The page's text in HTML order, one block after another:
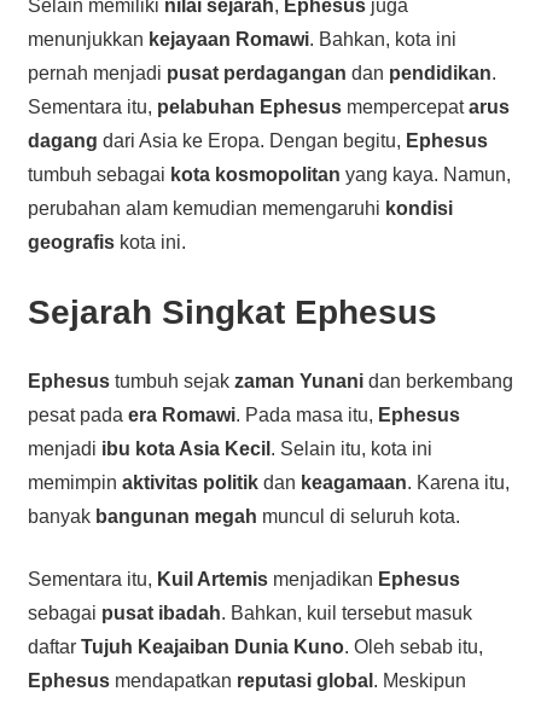
Selain memiliki nilai sejarah, Ephesusjuga
menunjukkan kejayaan Romawi. Bahkan, kota ini
pernah menjadi pusat perdagangan dan pendidikan.
Sementara itu, pelabuhan Ephesusmempercepatarus
dagang dari Asia ke Eropa. Dengan begitu, Ephesus
tumbuh sebagai kota kosmopolitan yang kaya. Namun,
perubahan alam kemudian memengaruhi kondisi
geografiskota ini.
Sejarah Singkat Ephesus
Ephesustumbuh sejak zaman Yunanidan berkembang
pesat pada era Romawi. Pada masa itu, Ephesus
menjadi ibu kota Asia Kecil . Selain itu, kota ini
memimpin aktivitas politikdan keagamaan. Karena itu,
banyak bangunan megah muncul di seluruh kota.
Sementara itu, Kuil Artemismenjadikan Ephesus
sebagai pusat ibadah. Bahkan, kuil tersebut masuk
daftar Tujuh Keajaiban Dunia Kuno. Oleh sebab itu,
Ephesusmendapatkan reputasi global . Meskipun